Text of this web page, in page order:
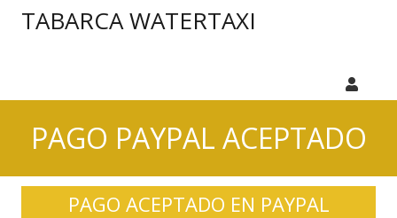
TABARCA WATERTAXI
PAGO PAYPAL ACEPTADO
PAGO ACEPTADO EN PAYPAL